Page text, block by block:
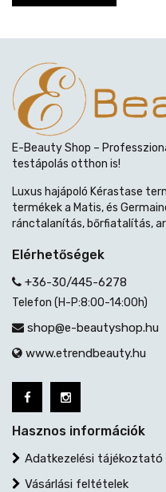
E-Beauty Shop –
testápolás otthon is!
Luxus hajápoló Kérastase
termékek a Matis, és
ránctalanítás, bőrfiatalítás,
Elérhetőségek
+36-30/445-6278
Telefon (H-P:8:00-14:00h)
shop@e-beautyshop.hu
www.etrendbeauty.hu
Hasznos információk
Adatkezelési tájékoztató
Vásárlási feltételek